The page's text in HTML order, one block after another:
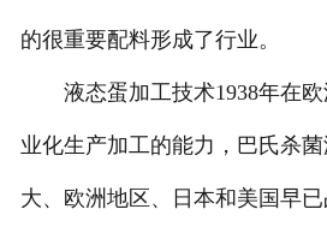
的很重要配料形成了行业。
液态蛋加工技术1938年在欧
业化生产加工的能力，巴氏杀
大、欧洲地区、日本和美国早